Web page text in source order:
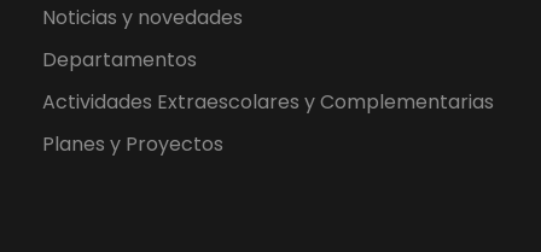
Noticias y novedades
Departamentos
Actividades Extraescolares y Complementarias
Planes y Proyectos